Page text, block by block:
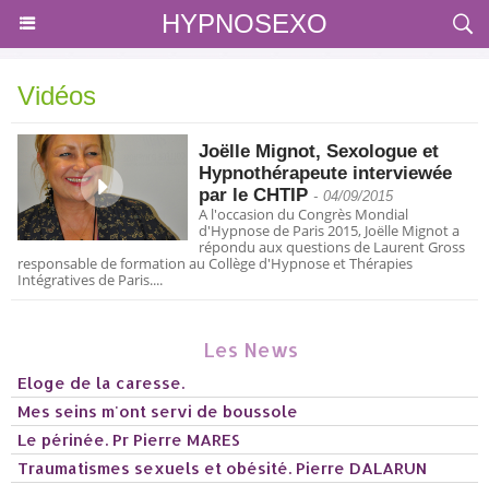
HYPNOSEXO
Vidéos
Joëlle Mignot, Sexologue et
Hypnothérapeute interviewée
par le CHTIP - 04/09/2015
A l'occasion du Congrès Mondial
d'Hypnose de Paris 2015, Joëlle Mignot a
répondu aux questions de Laurent Gross
responsable de formation au Collège d'Hypnose et Thérapies
Intégratives de Paris....
Les News
Eloge de la caresse.
Mes seins m'ont servi de boussole
Le périnée. Pr Pierre MARES
Traumatismes sexuels et obésité. Pierre DALARUN